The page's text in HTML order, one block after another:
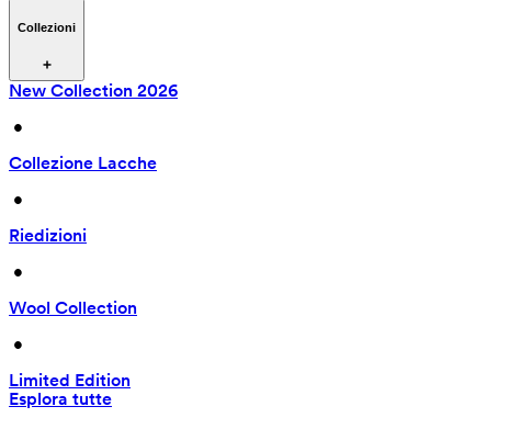
Collezioni
New Collection 2026
•
Collezione Lacche
•
Riedizioni
•
Wool Collection
•
Limited Edition
Esplora tutte